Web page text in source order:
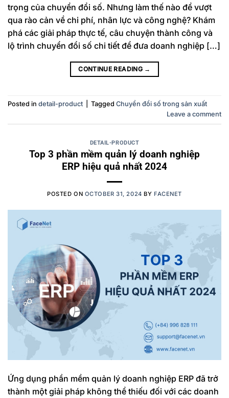
trọng của chuyển đổi số. Nhưng làm thế nào để vượt
qua rào cản về chi phí, nhân lực và công nghệ? Khám
phá các giải pháp thực tế, câu chuyện thành công và
lộ trình chuyển đổi số chi tiết để đưa doanh nghiệp […]
CONTINUE READING →
Posted in detail-product Tagged Chuyển đổi số trong sản xuất
Leave a comment
DETAIL-PRODUCT
Top 3 phần mềm quản lý doanh nghiệp
ERP hiệu quả nhất 2024
POSTED ON OCTOBER 31, 2024 BY FACENET
Ứng dụng phần mềm quản lý doanh nghiệp ERP đã trở
thành một giải pháp không thể thiếu đối với các doanh